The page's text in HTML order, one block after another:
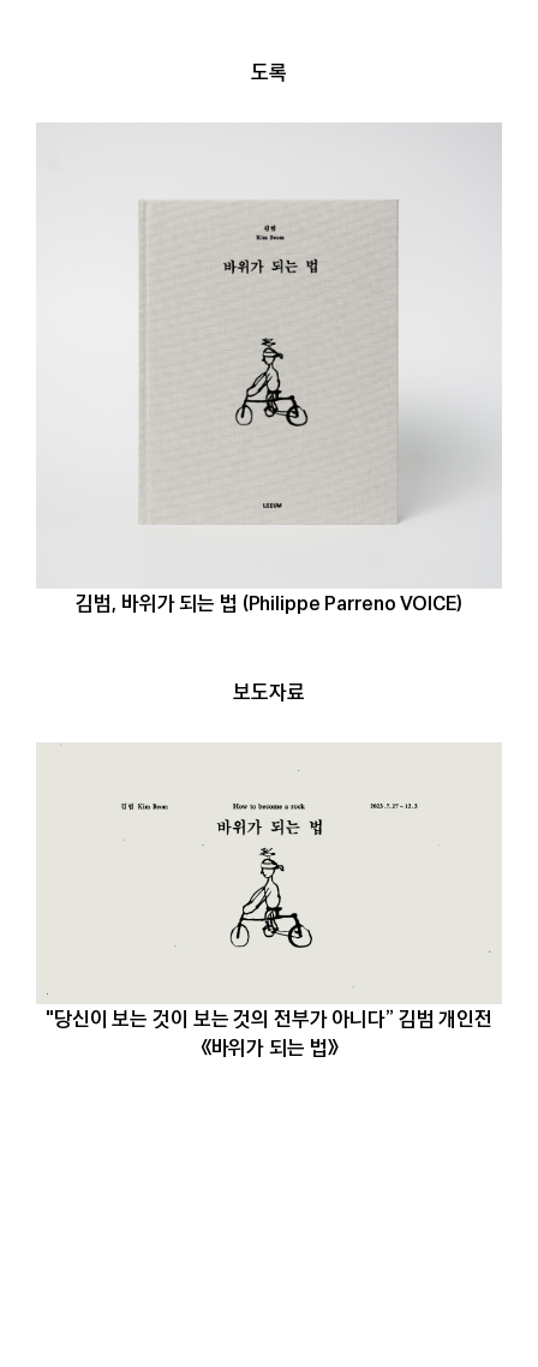
도록
김범, 바위가 되는 법 (Philippe Parreno VOICE)
보도자료
"당신이 보는 것이 보는 것의 전부가 아니다” 김범 개인전
《바위가 되는 법》